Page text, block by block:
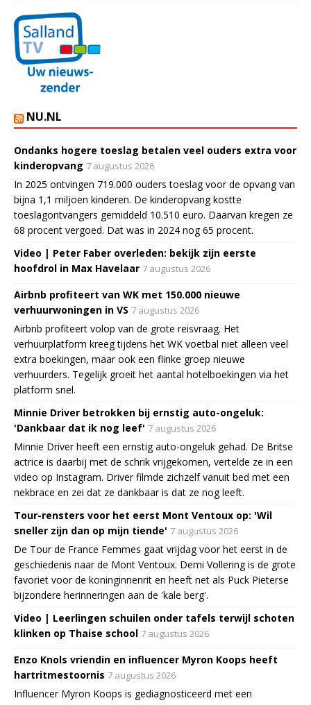
NU.NL
Ondanks hogere toeslag betalen veel ouders extra voor
kinderopvang 7 augustus 2026
In 2025 ontvingen 719.000 ouders toeslag voor de opvang van
bijna 1,1 miljoen kinderen. De kinderopvang kostte
toeslagontvangers gemiddeld 10.510 euro. Daarvan kregen ze
68 procent vergoed. Dat was in 2024 nog 65 procent.
Video | Peter Faber overleden: bekijk zijn eerste
hoofdrol in Max Havelaar 7 augustus 2026
Airbnb profiteert van WK met 150.000 nieuwe
verhuurwoningen in VS 7 augustus 2026
Airbnb profiteert volop van de grote reisvraag. Het
verhuurplatform kreeg tijdens het WK voetbal niet alleen veel
extra boekingen, maar ook een flinke groep nieuwe
verhuurders. Tegelijk groeit het aantal hotelboekingen via het
platform snel.
Minnie Driver betrokken bij ernstig auto-ongeluk:
'Dankbaar dat ik nog leef' 7 augustus 2026
Minnie Driver heeft een ernstig auto-ongeluk gehad. De Britse
actrice is daarbij met de schrik vrijgekomen, vertelde ze in een
video op Instagram. Driver filmde zichzelf vanuit bed met een
nekbrace en zei dat ze dankbaar is dat ze nog leeft.
Tour-rensters voor het eerst Mont Ventoux op: 'Wil
sneller zijn dan op mijn tiende' 7 augustus 2026
De Tour de France Femmes gaat vrijdag voor het eerst in de
geschiedenis naar de Mont Ventoux. Demi Vollering is de grote
favoriet voor de koninginnenrit en heeft net als Puck Pieterse
bijzondere herinneringen aan de 'kale berg'.
Video | Leerlingen schuilen onder tafels terwijl schoten
klinken op Thaise school 7 augustus 2026
Enzo Knols vriendin en influencer Myron Koops heeft
hartritmestoornis 7 augustus 2026
Influencer Myron Koops is gediagnosticeerd met een